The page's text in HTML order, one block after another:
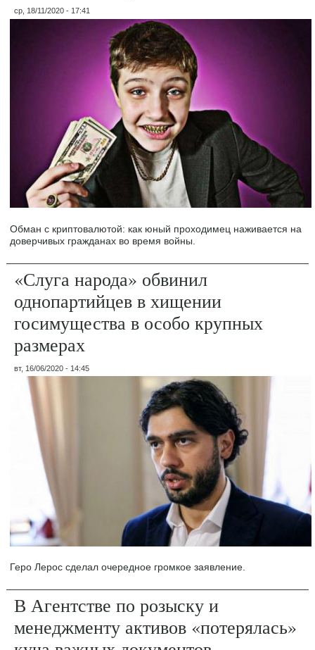
ср, 18/11/2020 - 17:41
Обман с криптовалютой: как юный проходимец наживается на
доверчивых гражданах во время войны.
«Слуга народа» обвинил
однопартийцев в хищении
госимущества в особо крупных
размерах
вт, 16/06/2020 - 14:45
Геро Лерос сделал очередное громкое заявление.
В Агентстве по розыску и
менеджменту активов «потерялась»